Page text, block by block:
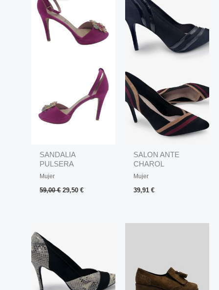
SANDALIA
PULSERA
BROCHE
Mujer
59,00€ 29,50€
SALON ANTE
CHAROL
Mujer
39,91€